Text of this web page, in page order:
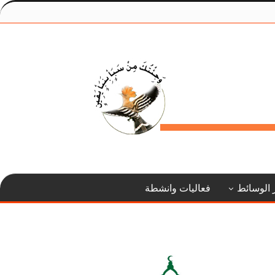
الوسائط فعاليات وانشطة